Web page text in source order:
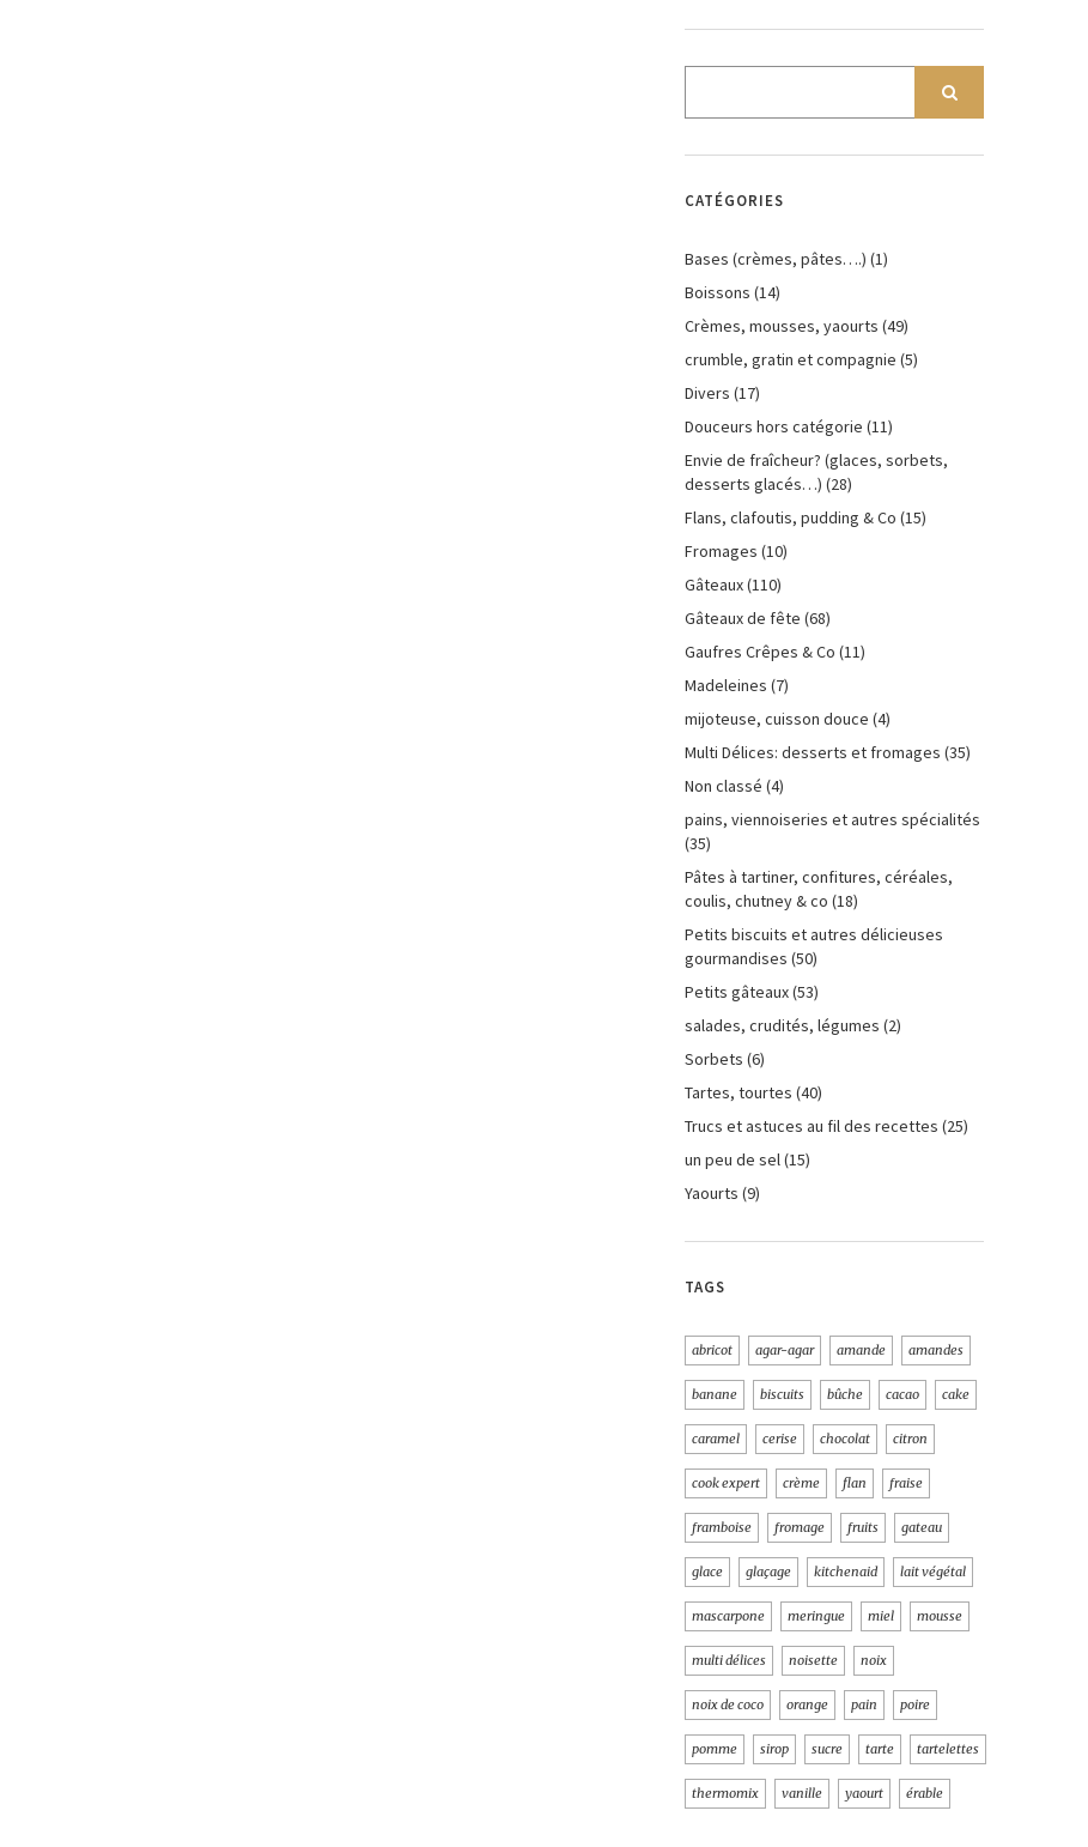
CATÉGORIES
Bases (crèmes, pâtes….) (1)
Boissons (14)
Crèmes, mousses, yaourts (49)
crumble, gratin et compagnie (5)
Divers (17)
Douceurs hors catégorie (11)
Envie de fraîcheur? (glaces, sorbets,
desserts glacés…) (28)
Flans, clafoutis, pudding & Co (15)
Fromages (10)
Gâteaux(110)
Gâteaux de fête (68)
Gaufres Crêpes & Co (11)
Madeleines (7)
mijoteuse, cuisson douce (4)
Multi Délices: desserts et fromages (35)
Non classé (4)
pains, viennoiseries et autres spécialités
(35)
Pâtes à tartiner, confitures, céréales,
coulis, chutney & co (18)
Petits biscuits et autres délicieuses
gourmandises (50)
Petits gâteaux(53)
salades, crudités, légumes (2)
Sorbets (6)
Tartes, tourtes (40)
Trucs et astuces au fil des recettes (25)
un peu de sel(15)
Yaourts (9)
TAGS
abricot agar-agar amande amandes
banane biscuits bûche cacao cake
caramel cerise chocolat citron
cook expert crème flan fraise
framboise fromage fruits gateau
glace glaçage kitchenaid lait végétal
mascarpone meringue miel mousse
multi délices noisette noix
noix de coco orange pain poire
pomme sirop sucre tarte tartelettes
thermomix vanille yaourt érable